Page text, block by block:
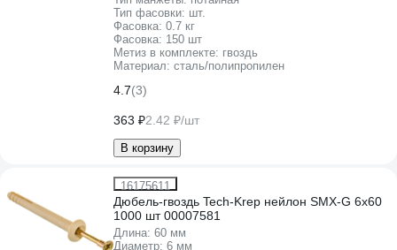
Тип фасовки: шт.
Фасовка: 0.7 кг
Фасовка: 150 шт
Метиз в комплекте: гвоздь
Материал: сталь/полипропилен
4.7(3)
363 ₽2.42 ₽/шт
В корзину
16175611
Дюбель-гвоздь Tech-Krep нейлон SMX-G 6x60
1000 шт 00007581
Длина: 60 мм
Диаметр: 6 мм